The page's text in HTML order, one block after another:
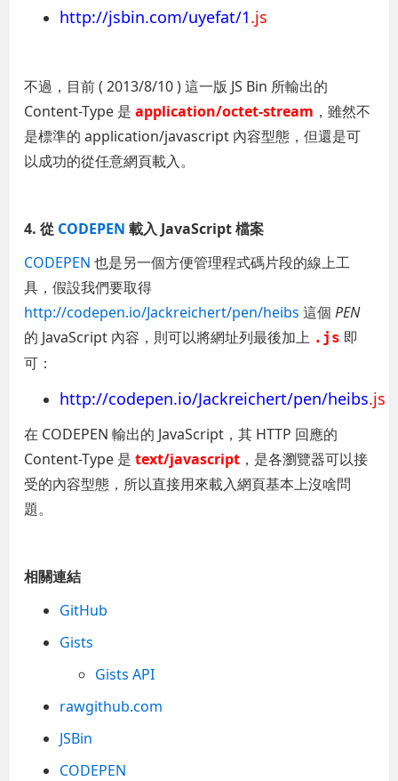
http://jsbin.com/uyefat/1.js
不過，目前 ( 2013/8/10 ) 這一版 JS Bin 所輸出的
Content-Type 是application/octet-stream ，雖然不
是標準的 application/javascript 內容型態，但還是可
以成功的從任意網頁載入。
4. 從 CODEPEN 載入 JavaScript 檔案
CODEPEN 也是另一個方便管理程式碼片段的線上工
具，假設我們要取得
http://codepen.io/Jackreichert/pen/heibs 這個PEN
的 JavaScript 內容，則可以將網址列最後加上 .js 即
可：
http://codepen.io/Jackreichert/pen/heibs.js
在 CODEPEN 輸出的 JavaScript，其 HTTP 回應的
Content-Type 是text/javascript ，是各瀏覽器可以接
受的內容型態，所以直接用來載入網頁基本上沒啥問
題。
相關連結
GitHub
Gists
Gists API
rawgithub.com
JSBin
CODEPEN